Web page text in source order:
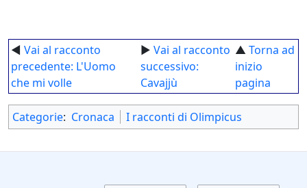
◄ Vai al racconto
precedente: L'Uomo
che mi volle
► Vai al racconto
successivo:
Cavajjù
▲ Torna ad
inizio
pagina
Categorie: Cronaca I racconti di Olimpicus